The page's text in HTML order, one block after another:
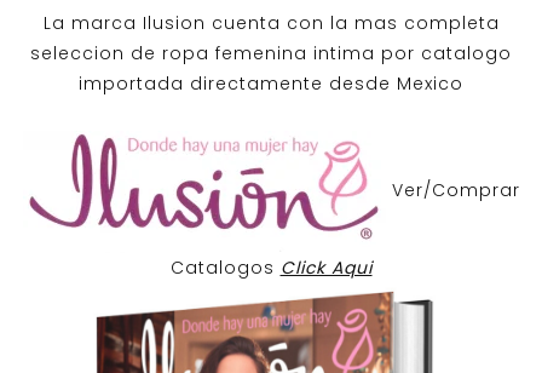
La marca Ilusion cuenta con la mas completa
seleccion de ropa femenina intima por catalogo
importada directamente desde Mexico
Ver/Comprar
Catalogos Click Aqui